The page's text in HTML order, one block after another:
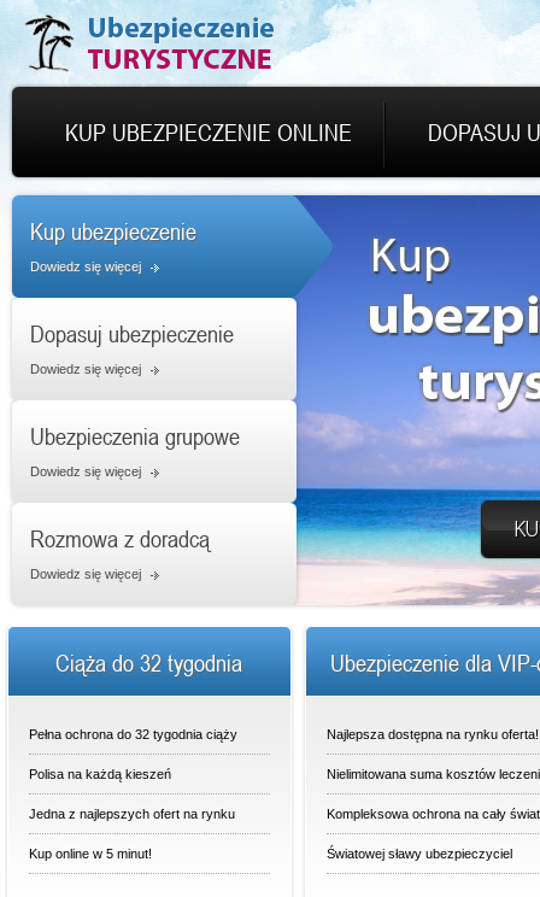
KUP UBEZPIECZENIE ONLINE DOPASUJ
Kup ubezpieczenie
Dowiedz się więcej
Dopasuj ubezpieczenie
Dowiedz się więcej
Ubezpieczenia grupowe
Dowiedz się więcej
Rozmowa z doradcą
Dowiedz się więcej
Ciąża do 32 tygodnia
Pełna ochrona do 32 tygodnia ciąży
Polisa na każdą kieszeń
Jedna z najlepszych ofert na rynku
Kup online w 5 minut!
Ubezpieczenie dla
Najlepsza dostępna na rynku oferta!
Nielimitowana suma kosztów
Kompleksowa ochrona na cały
Światowej sławy ubezpieczyciel